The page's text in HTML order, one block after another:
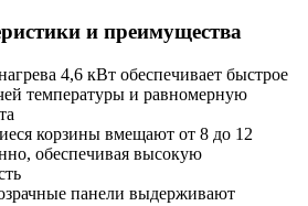
и преимущества
4,6 кВт обеспечивает быстрое
температуры и равномерную
корзины вмещают от 8 до 12
обеспечивая высокую
панели выдерживают